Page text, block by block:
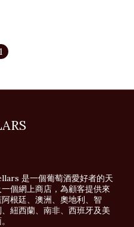
1
是一個葡萄酒愛好者的天
個網上商店，為顧客提供來
根廷、澳洲、奧地利、智
紐西蘭、南非、西班牙及美